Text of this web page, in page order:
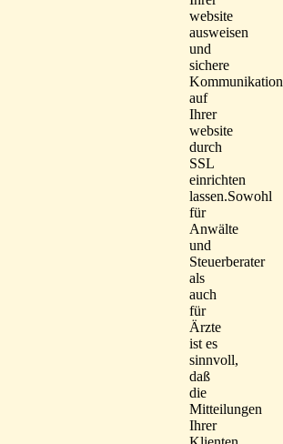
website
ausweisen
und
sichere
Kommunikation
auf
Ihrer
website
durch
SSL
einrichten
lassen.Sowohl
für
Anwälte
und
Steuerberater
als
auch
für
Ärzte
ist es
sinnvoll,
daß
die
Mitteilungen
Ihrer